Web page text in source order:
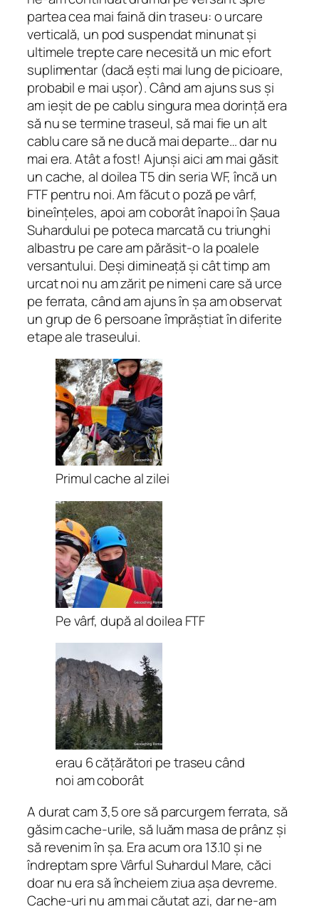
partea cea mai faină din traseu: o urcare
verticală, un pod suspendat minunat și
ultimele trepte care necesită un mic efort
suplimentar (dacă ești mai lung de picioare,
probabil e mai ușor). Când am ajuns sus și
am ieșit de pe cablu singura mea dorință era
să nu se termine traseul, să mai fie un alt
cablu care să ne ducă mai departe… dar nu
mai era. Atât a fost! Ajunși aici am mai găsit
un cache, al doilea T5 din seria WF, încă un
FTF pentru noi. Am făcut o poză pe vârf,
bineînțeles, apoi am coborât înapoi în Șaua
Suhardului pe poteca marcată cu triunghi
albastru pe care am părăsit-o la poalele
versantului. Deși dimineață și cât timp am
urcat noi nu am zărit pe nimeni care să urce
pe ferrata, când am ajuns în șa am observat
un grup de 6 persoane împrăștiat în diferite
etape ale traseului.
Primul cache al zilei
Pe vârf, după al doilea FTF
erau 6 cățărători pe traseu când
noi am coborât
A durat cam 3,5 ore să parcurgem ferrata, să
găsim cache-urile, să luăm masa de prânz și
să revenim în șa. Era acum ora 13.10 și ne
îndreptam spre Vârful Suhardul Mare, căci
doar nu era să încheiem ziua așa devreme.
Cache-uri nu am mai căutat azi, dar ne-am